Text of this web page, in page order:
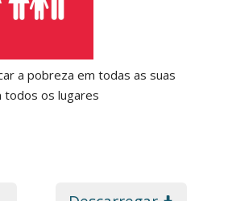
a pobreza em todas as suas
todos os lugares